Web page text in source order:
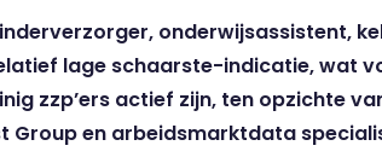
onderwijsassistent,
lage schaarste-indicatie,
zzp’ers actief zijn, ten opzichte
Group en arbeidsmarktdata